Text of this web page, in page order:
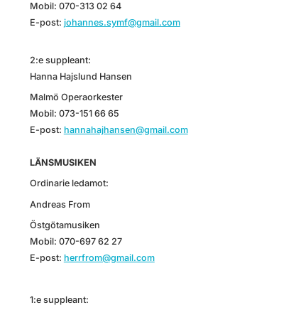
Mobil: 070-313 02 64
E-post: johannes.symf@gmail.com
2:e suppleant:
Hanna Hajslund Hansen
Malmö Operaorkester
Mobil: 073-151 66 65
E-post: hannahajhansen@gmail.com
LÄNSMUSIKEN
Ordinarie ledamot:
Andreas From
Östgötamusiken
Mobil: 070-697 62 27
E-post: herrfrom@gmail.com
1:e suppleant: